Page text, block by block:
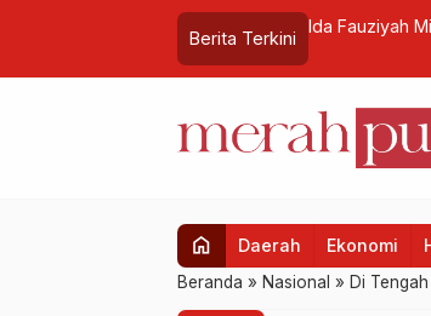
Berita Terkini
Ida Fauziyah
home Daerah Ekonomi
Beranda » Nasional » Di